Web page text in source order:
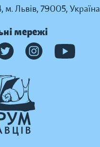
м. Львів, 79005, Україна
мережі